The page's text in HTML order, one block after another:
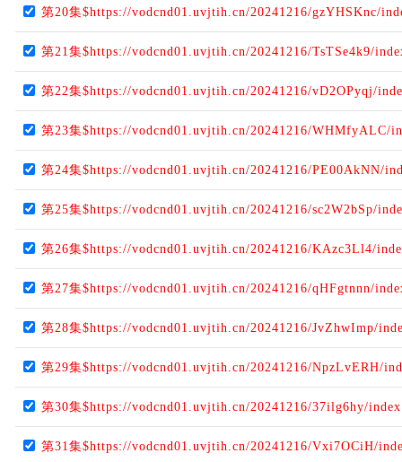
第20集$https://vodcnd01.uvjtih.cn/20241216/gzYHSKnc/
第21集$https://vodcnd01.uvjtih.cn/20241216/TsTSe4k9/
第22集$https://vodcnd01.uvjtih.cn/20241216/vD2OPyqj/
第23集$https://vodcnd01.uvjtih.cn/20241216/WHMfyALC/
第24集$https://vodcnd01.uvjtih.cn/20241216/PE00AkNN/
第25集$https://vodcnd01.uvjtih.cn/20241216/sc2W2bSp/
第26集$https://vodcnd01.uvjtih.cn/20241216/KAzc3Ll4/
第27集$https://vodcnd01.uvjtih.cn/20241216/qHFgtnnn/
第28集$https://vodcnd01.uvjtih.cn/20241216/JvZhwImp/
第29集$https://vodcnd01.uvjtih.cn/20241216/NpzLvERH/
第30集$https://vodcnd01.uvjtih.cn/20241216/37ilg6hy/
第31集$https://vodcnd01.uvjtih.cn/20241216/Vxi7OCiH/